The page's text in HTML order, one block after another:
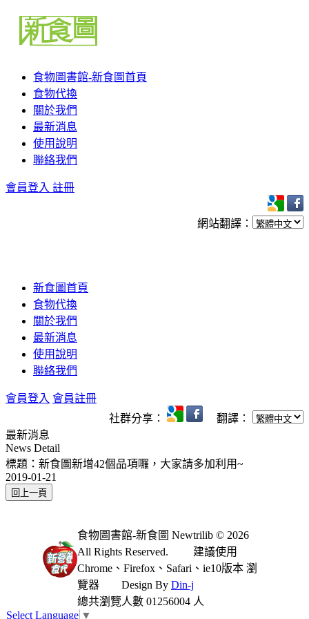
食物圖書館-新食圖首頁
食物代換
關於我們
最新消息
使用說明
聯絡我們
會員登入 註冊
網站翻譯：
新食圖首頁
食物代換
關於我們
最新消息
使用說明
聯絡我們
會員登入 會員註冊
社群分享：
翻譯：
最新消息
News Detail
標題：新食圖新增42個品項囉，大家請多加利用~
2019-01-21
食物圖書館-新食圖 Newtrilib © 2026
All Rights Reserved.
建議使用
Chrome、Firefox、Safari、ie10版本 瀏
覽器 Design By Din-j
總共瀏覽人數 01256004 人
Select Language ▼